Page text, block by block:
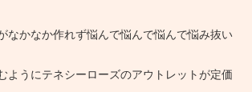
なかなか作れず悩んで悩んで悩んで悩み抜い
ようにテネシーローズのアウトレットが定価